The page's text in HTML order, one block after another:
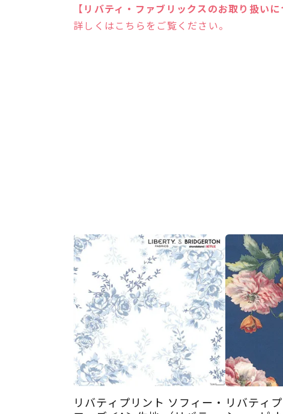
【リバティ・ファブリックスのお取り扱いに
詳しくはこちらをご覧ください。
リバティプリント ソフィー・ リバティ